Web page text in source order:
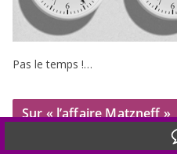
Pas le temps !…
Sur « l’affaire Matzneff »